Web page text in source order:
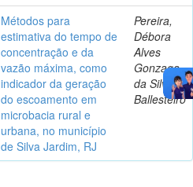
Métodos para
estimativa do tempo de
concentração e da
vazão máxima, como
indicador da geração
do escoamento em
microbacia rural e
urbana, no município
de Silva Jardim, RJ
Pereira,
Débora
Alves
Gonzaga
da Silva
Ballesteiro